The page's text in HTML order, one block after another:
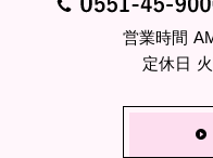
営業時間
定休日